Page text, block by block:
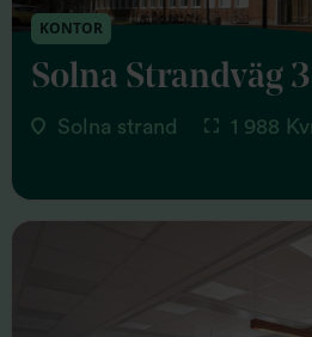
KONTOR
Solna Strandväg 3
Solna strand 1 988